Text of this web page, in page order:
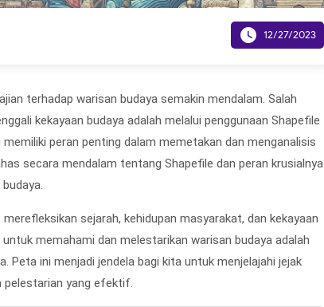
 12/27/2023
terhadap warisan budaya semakin mendalam. Salah
kekayaan budaya adalah melalui penggunaan Shapefile
peran penting dalam memetakan dan menganalisis
secara mendalam tentang Shapefile dan peran krusialnya
sejarah, kehidupan masyarakat, dan kekayaan
memahami dan melestarikan warisan budaya adalah
Peta ini menjadi jendela bagi kita untuk menjelajahi jejak
pelestarian yang efektif.